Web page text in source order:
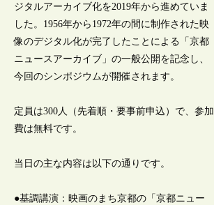
ジタルアーカイブ化を2019年から進めていま
した。1956年から1972年の間に制作された映
像のデジタル化が完了したことによる「京都
ニュースアーカイブ」の一般公開を記念し、
今回のシンポジウムが開催されます。
定員は300人（先着順・要事前申込）で、参加
費は無料です。
当日の主な内容は以下の通りです。
●基調講演：映画のまち京都の「京都ニュー